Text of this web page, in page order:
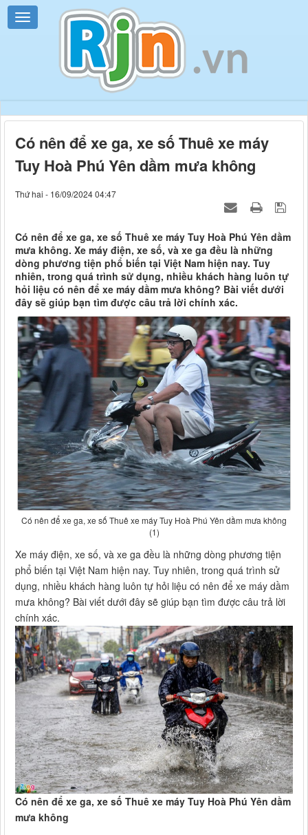
Có nên để xe ga, xe số Thuê xe máy
Tuy Hoà Phú Yên dầm mưa không
Thứ hai - 16/09/2024 04:47
Có nên để xe ga, xe số Thuê xe máy Tuy Hoà Phú Yên dầm
mưa không. Xe máy điện, xe số, và xe ga đều là những
dòng phương tiện phổ biến tại Việt Nam hiện nay. Tuy
nhiên, trong quá trình sử dụng, nhiều khách hàng luôn tự
hỏi liệu có nên để xe máy dầm mưa không? Bài viết dưới
đây sẽ giúp bạn tìm được câu trả lời chính xác.
Có nên để xe ga, xe số Thuê xe máy Tuy Hoà Phú Yên dầm mưa không
(1)
Xe máy điện, xe số, và xe ga đều là những dòng phương tiện
phổ biến tại Việt Nam hiện nay. Tuy nhiên, trong quá trình sử
dụng, nhiều khách hàng luôn tự hỏi liệu có nên để xe máy dầm
mưa không? Bài viết dưới đây sẽ giúp bạn tìm được câu trả lời
chính xác.
Có nên để xe ga, xe số Thuê xe máy Tuy Hoà Phú Yên dầm
mưa không